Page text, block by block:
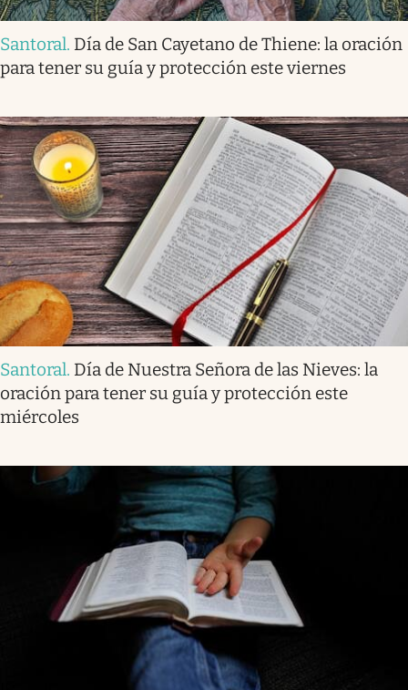
Santoral. Día de San Cayetano de Thiene: la oración
para tener su guía y protección este viernes
Santoral. Día de Nuestra Señora de las Nieves: la
oración para tener su guía y protección este
miércoles